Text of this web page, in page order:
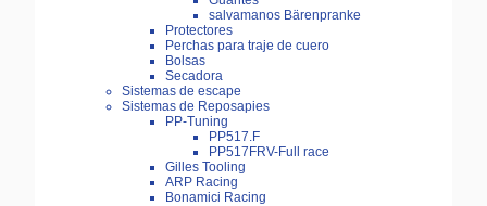
salvamanos Bärenpranke
Protectores
Perchas para traje de cuero
Bolsas
Secadora
Sistemas de escape
Sistemas de Reposapies
PP-Tuning
PP517.F
PP517FRV-Full race
Gilles Tooling
ARP Racing
Bonamici Racing